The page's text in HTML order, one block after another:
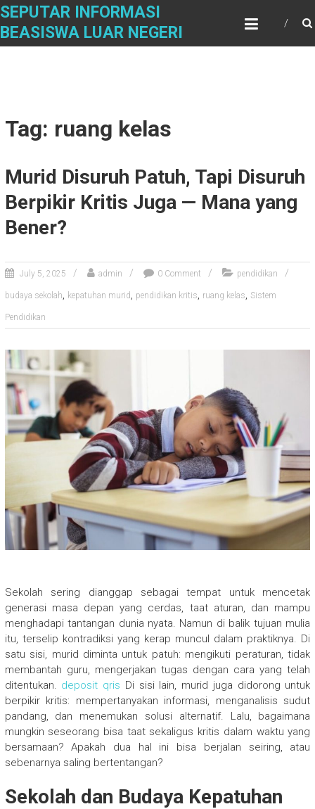
Skip
content
SEPUTAR INFORMASI
BEASISWA LUAR NEGERI
Tag: ruang kelas
Murid Disuruh Patuh, Tapi Disuruh
Berpikir Kritis Juga — Mana yang
Bener?
July 5, 2025 admin 0 Comment pendidikan
budaya sekolah, kepatuhan murid , pendidikan kritis, ruang kelas, Sistem
Pendidikan
Sekolah sering dianggap sebagai tempat untuk mencetak
generasi masa depan yang cerdas, taat aturan, dan mampu
menghadapi tantangan dunia nyata. Namun di balik tujuan mulia
itu, terselip kontradiksi yang kerap muncul dalam praktiknya. Di
satu sisi, murid diminta untuk patuh: mengikuti peraturan, tidak
membantah guru, mengerjakan tugas dengan cara yang telah
ditentukan. deposit qris Di sisi lain, murid juga didorong untuk
berpikir kritis: mempertanyakan informasi, menganalisis sudut
pandang, dan menemukan solusi alternatif. Lalu, bagaimana
mungkin seseorang bisa taat sekaligus kritis dalam waktu yang
bersamaan? Apakah dua hal ini bisa berjalan seiring, atau
sebenarnya saling bertentangan?
Sekolah dan Budaya Kepatuhan